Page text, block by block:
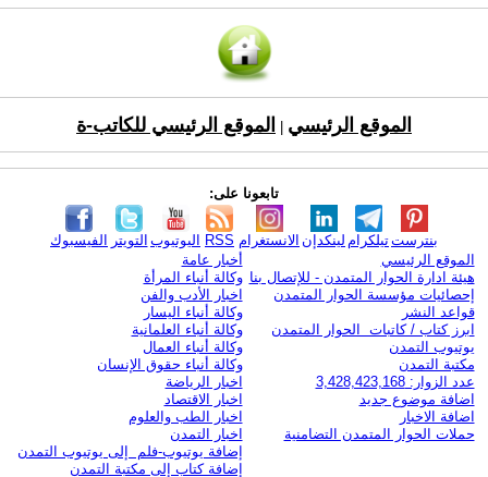
الموقع الرئيسي الموقع الرئيسي للكاتب-ة
تابعونا على:
الفيسبوك التويتر اليوتيوب RSS الانستغرام لينكدإن تيلكرامبنترست
الموقع الرئيسي
هيئة ادارة الحوار المتمدن - للإتصال بنا
إحصائيات مؤسسة الحوار المتمدن
قواعد النشر
ابرز كتاب / كاتبات الحوار المتمدن
يوتيوب التمدن
مكتبة التمدن
عدد الزوار: 3,428,423,168
اضافة موضوع جديد
اضافة الاخبار
حملات الحوار المتمدن التضامنية
أخبار عامة
وكالة أنباء المرأة
اخبار الأدب والفن
وكالة أنباء اليسار
وكالة أنباء العلمانية
وكالة أنباء العمال
وكالة أنباء حقوق الإنسان
اخبار الرياضة
اخبار الاقتصاد
اخبار الطب والعلوم
اخبار التمدن
إضافة يوتيوب-فلم إلى يوتيوب التمدن
إضافة كتاب إلى مكتبة التمدن